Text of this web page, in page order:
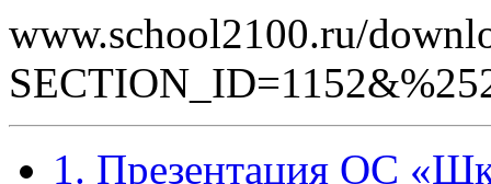
www.school2100.ru/
1. Презентация ОС